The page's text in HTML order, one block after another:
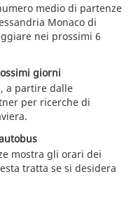
medio di partenze
Monaco di
nei prossimi 6
giorni
a partire dalle
per ricerche di
mostra gli orari dei
tratta se si desidera